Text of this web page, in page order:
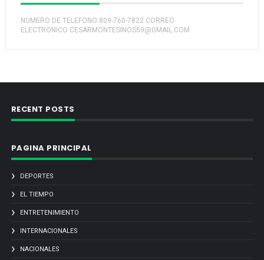
NUMERO DE TELEFONO:809-760-7822 CORREO
ELECTRONICO:CESARMONTESINOS59@GMAIL.COM
RECENT POSTS
PAGINA PRINCIPAL
DEPORTES
EL TIEMPO
ENTRETENIMIENTO
INTERNACIONALES
NACIONALES